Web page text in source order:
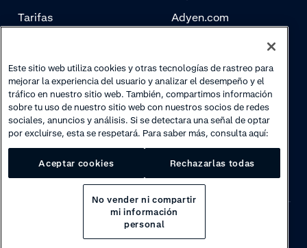
Tarifas
Gestión de riesgo
Authentication
Adyen.com
Newsletter
Trabaja con nosotros
Disclaimer ·© 2026 Adyen
Este sitio web utiliza cookies y otras tecnologías de rastreo para
mejorar la experiencia del usuario y analizar el desempeño y el
tráfico en nuestro sitio web. También, compartimos información
sobre tu uso de nuestro sitio web con nuestros socios de redes
sociales, anuncios y análisis. Si se detectara una señal de optar
por excluirse, esta se respetará. Para saber más, consulta aquí:
Aceptar cookies Rechazarlas todas
No vender ni compartir
mi información
personal